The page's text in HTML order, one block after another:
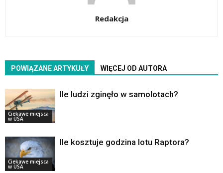
Redakcja
POWIĄZANE ARTYKUŁY WIĘCEJ OD AUTORA
Ciekawe miejsca
w USA
Ile ludzi zginęło w samolotach?
Ciekawe miejsca
w USA
Ile kosztuje godzina lotu Raptora?